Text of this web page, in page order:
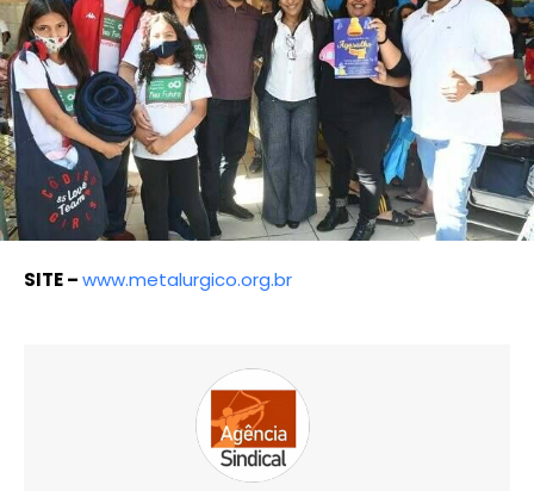
SITE –www.metalurgico.org.br